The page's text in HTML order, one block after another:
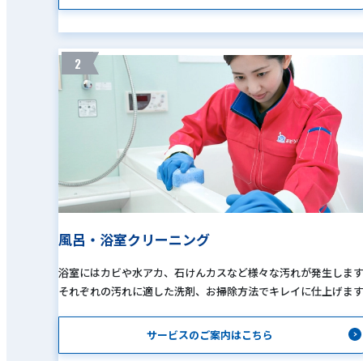
2
風呂・浴室クリーニング
浴室にはカビや水アカ、石けんカスなど様々な汚れが発生しま
それぞれの汚れに適した洗剤、お掃除方法でキレイに仕上げま
サービスのご案内はこちら